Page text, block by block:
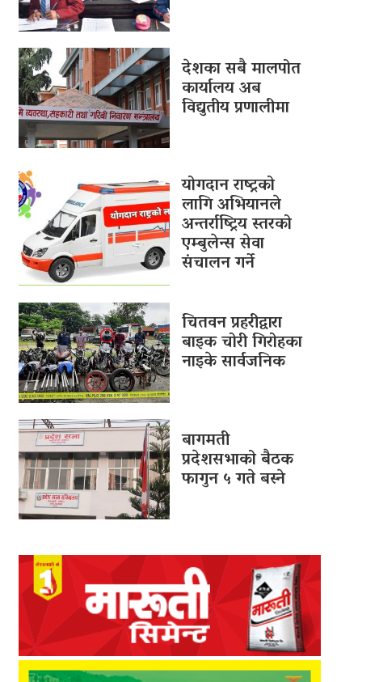
देशका सबै मालपोत
कार्यालय अब
विद्युतीय प्रणालीमा
योगदान राष्ट्रको
लागि अभियानले
अन्तर्राष्ट्रिय स्तरको
एम्बुलेन्स सेवा
संचालन गर्ने
चितवन प्रहरीद्वारा
बाइक चोरी गिरोहका
नाइके सार्वजनिक
बागमती
प्रदेशसभाको बैठक
फागुन ५ गते बस्ने